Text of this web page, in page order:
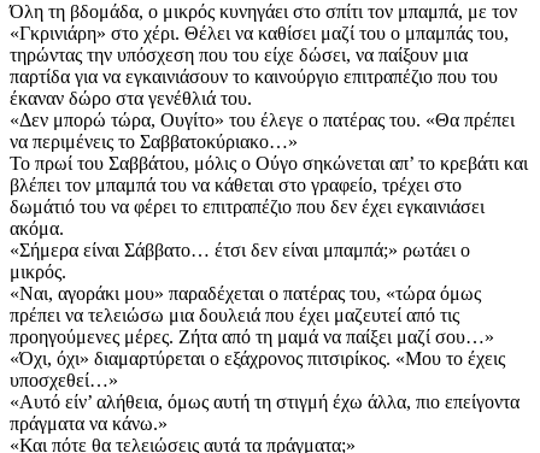
Όλη τη βδομάδα, ο μικρός κυνηγάει στο σπίτι τον μπαμπά, με τον
«Γκρινιάρη» στο χέρι. Θέλει να καθίσει μαζί του ο μπαμπάς του,
τηρώντας την υπόσχεση που του είχε δώσει, να παίξουν μια
παρτίδα για να εγκαινιάσουν το καινούργιο επιτραπέζιο που του
έκαναν δώρο στα γενέθλιά του.
«Δεν μπορώ τώρα, Ουγίτο» του έλεγε ο πατέρας του. «Θα πρέπει
να περιμένεις το Σαββατοκύριακο…»
Το πρωί του Σαββάτου, μόλις ο Ούγο σηκώνεται απ’ το κρεβάτι και
βλέπει τον μπαμπά του να κάθεται στο γραφείο, τρέχει στο
δωμάτιό του να φέρει το επιτραπέζιο που δεν έχει εγκαινιάσει
ακόμα.
«Σήμερα είναι Σάββατο… έτσι δεν είναι μπαμπά;» ρω­τάει ο
μικρός.
«Ναι, αγοράκι μου» παραδέχεται ο πατέρας του, «τώρα όμως
πρέπει να τελειώσω μια δουλειά που έχει μαζευτεί από τις
προηγούμενες μέρες. Ζήτα από τη μαμά να παίξει μαζί σου…»
«Όχι, όχι» διαμαρτύρεται ο εξάχρονος πιτσιρίκος. «Μου το έχεις
υποσχεθεί…»
«Αυτό είν’ αλήθεια, όμως αυτή τη στιγμή έχω άλλα, πιο επείγοντα
πράγματα να κάνω.»
«Και πότε θα τελειώσεις αυτά τα πράγματα;»